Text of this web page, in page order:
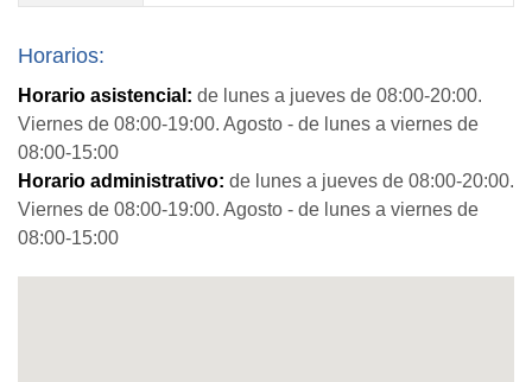
Horarios:
Horario asistencial: de lunes a jueves de 08:00-20:00.
Viernes de 08:00-19:00. Agosto - de lunes a viernes de
08:00-15:00
Horario administrativo: de lunes a jueves de 08:00-20:00.
Viernes de 08:00-19:00. Agosto - de lunes a viernes de
08:00-15:00